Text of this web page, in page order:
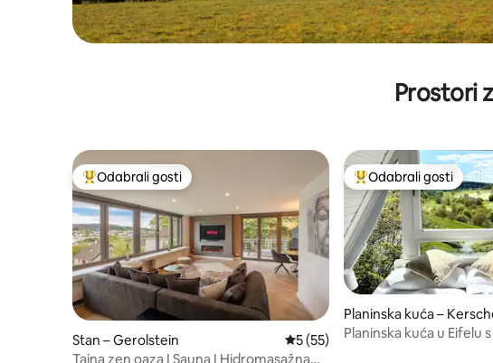
Prostori
Među najviše rangiranima s oznakom „Odabrali gosti”
Odabrali gosti
Stan – Gerolstein Prosječna ocjena: 5/5, recenzija:
5 (55)
Tajna zen oaza I Sauna I Hidromasažna
Među najviše
Odabrali gosti
Planinska kuća –
ach
Planinska kuća u Eifelu